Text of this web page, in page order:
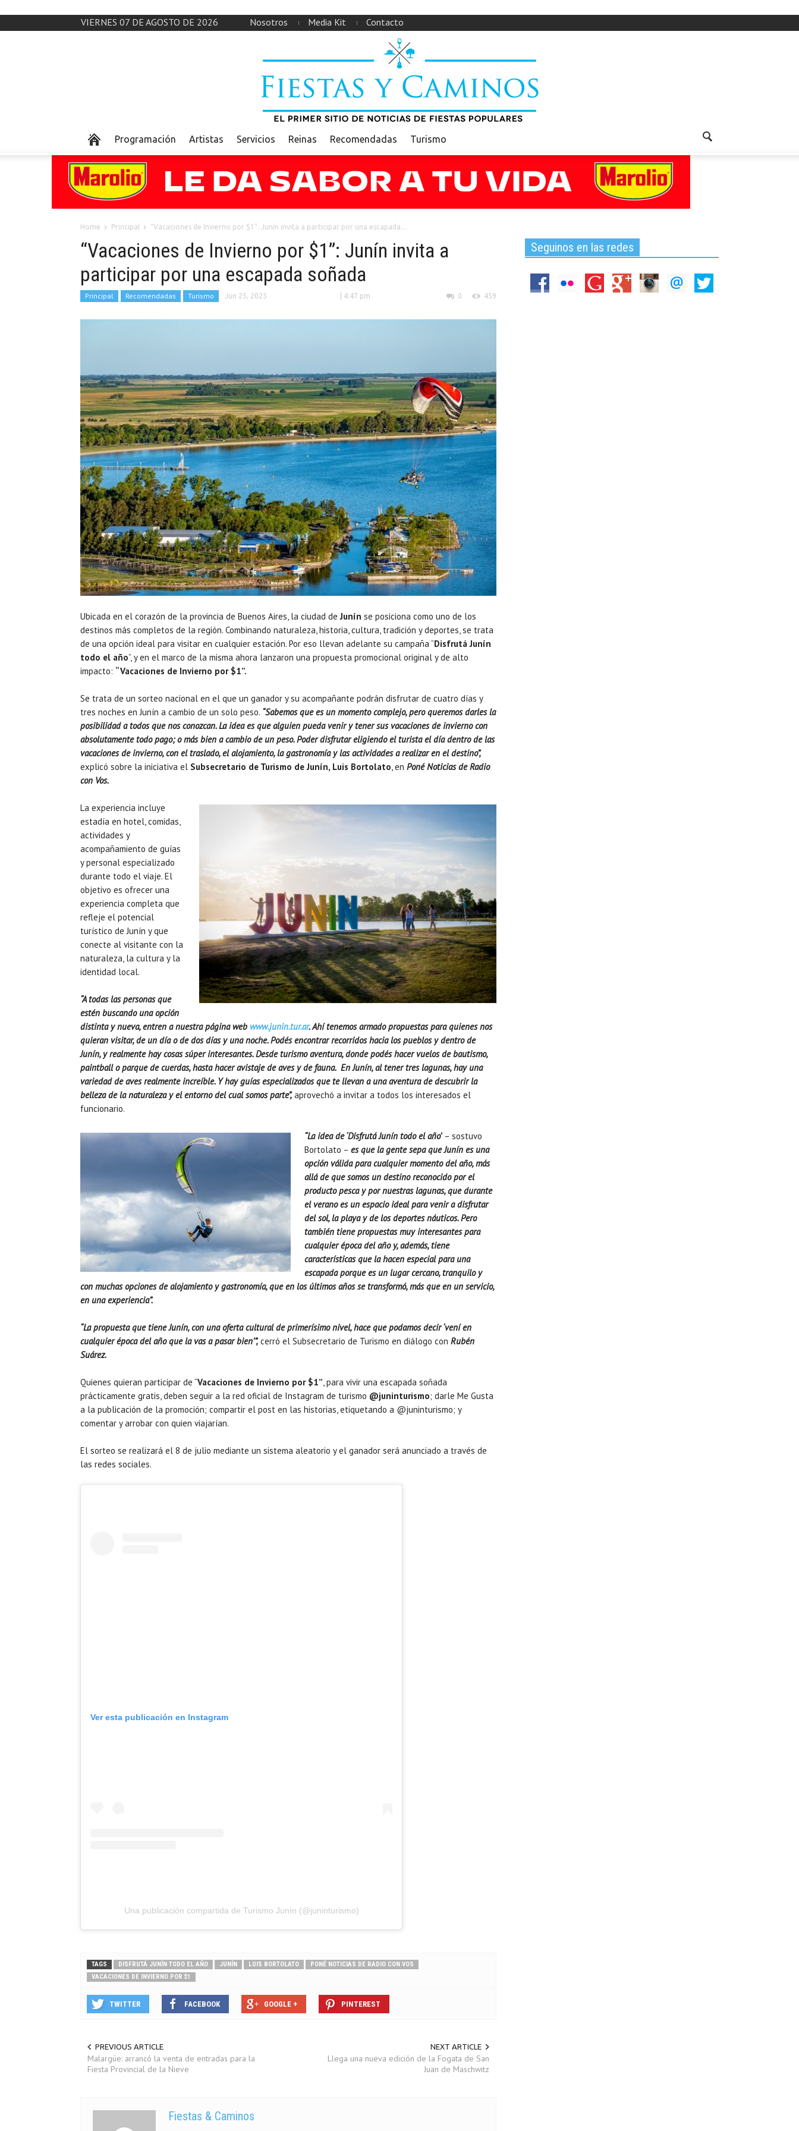
VIERNES 07 DE AGOSTO DE 2026 Nosotros Media Kit Contacto
Programación Artistas Servicios Reinas Recomendadas Turismo
Home Principal “Vacaciones de Invierno por $1”: Junín invita a participar por una escapada...
“Vacaciones de Invierno por $1”: Junín invita a
participar por una escapada soñada
Principal Recomendadas Turismo Jun 25, 2025 | 4:47 pm 0 459
Ubicada en el corazón de la provincia de Buenos Aires, la ciudad de Junín se posiciona como uno de los
destinos más completos de la región. Combinando naturaleza, historia, cultura, tradición y deportes, se trata
de una opción ideal para visitar en cualquier estación. Por eso llevan adelante su campaña “Disfrutá Junín
todo el año”, y en el marco de la misma ahora lanzaron una propuesta promocional original y de alto
impacto: “Vacaciones de Invierno por $1”.
Se trata de un sorteo nacional en el que un ganador y su acompañante podrán disfrutar de cuatro días y
tres noches en Junín a cambio de un solo peso. “Sabemos que es un momento complejo, pero queremos darles la
posibilidad a todos que nos conozcan. La idea es que alguien pueda venir y tener sus vacaciones de invierno con
absolutamente todo pago; o más bien a cambio de un peso. Poder disfrutar eligiendo el turista el día dentro de las
vacaciones de invierno, con el traslado, el alojamiento, la gastronomía y las actividades a realizar en el destino”,
explicó sobre la iniciativa el Subsecretario de Turismo de Junín, Luis Bortolato, en Poné Noticias de Radio
con Vos.
La experiencia incluye
estadía en hotel, comidas,
actividades y
acompañamiento de guías
y personal especializado
durante todo el viaje. El
objetivo es ofrecer una
experiencia completa que
refleje el potencial
turístico de Junín y que
conecte al visitante con la
naturaleza, la cultura y la
identidad local.
“A todas las personas que
estén buscando una opción
distinta y nueva, entren a nuestra página web www.junin.tur.ar. Ahí tenemos armado propuestas para quienes nos
quieran visitar, de un día o de dos días y una noche. Podés encontrar recorridos hacia los pueblos y dentro de
Junín, y realmente hay cosas súper interesantes. Desde turismo aventura, donde podés hacer vuelos de bautismo,
paintball o parque de cuerdas, hasta hacer avistaje de aves y de fauna. En Junín, al tener tres lagunas, hay una
variedad de aves realmente increíble. Y hay guías especializados que te llevan a una aventura de descubrir la
belleza de la naturaleza y el entorno del cual somos parte”,aprovechó a invitar a todos los interesados el
funcionario.
“La idea de ‘Disfrutá Junín todo el año’ – sostuvo
Bortolato – es que la gente sepa que Junín es una
opción válida para cualquier momento del año, más
allá de que somos un destino reconocido por el
producto pesca y por nuestras lagunas, que durante
el verano es un espacio ideal para venir a disfrutar
del sol, la playa y de los deportes náuticos. Pero
también tiene propuestas muy interesantes para
cualquier época del año y, además, tiene
características que la hacen especial para una
escapada porque es un lugar cercano, tranquilo y
con muchas opciones de alojamiento y gastronomía, que en los últimos años se transformó, más que en un servicio,
en una experiencia”.
“La propuesta que tiene Junín, con una oferta cultural de primerísimo nivel, hace que podamos decir ‘vení en
cualquier época del año que la vas a pasar bien’”,cerró el Subsecretario de Turismo en diálogo con Rubén
Suárez.
Quienes quieran participar de “Vacaciones de Invierno por $1”, para vivir una escapada soñada
prácticamente gratis, deben seguir a la red oficial de Instagram de turismo @juninturismo; darle Me Gusta
a la publicación de la promoción; compartir el post en las historias, etiquetando a @juninturismo; y
comentar y arrobar con quien viajarían.
El sorteo se realizará el 8 de julio mediante un sistema aleatorio y el ganador será anunciado a través de
las redes sociales.
Ver esta publicación en Instagram
Una publicación compartida de Turismo Junín (@juninturismo)
TAGS DISFRUTÁ JUNÍN TODO EL AÑO JUNÍN LUIS BORTOLATO
PONÉ NOTICIAS DE RADIO CON VOS
VACACIONES DE INVIERNO POR $1
TWITTER FACEBOOK GOOGLE + PINTEREST
PREVIOUS ARTICLE
Malargüe: arrancó la venta de entradas para la
Fiesta Provincial de la Nieve
NEXT ARTICLE
Llega una nueva edición de la Fogata de San
Juan de Maschwitz
Fiestas & Caminos
Seguinos en las redes